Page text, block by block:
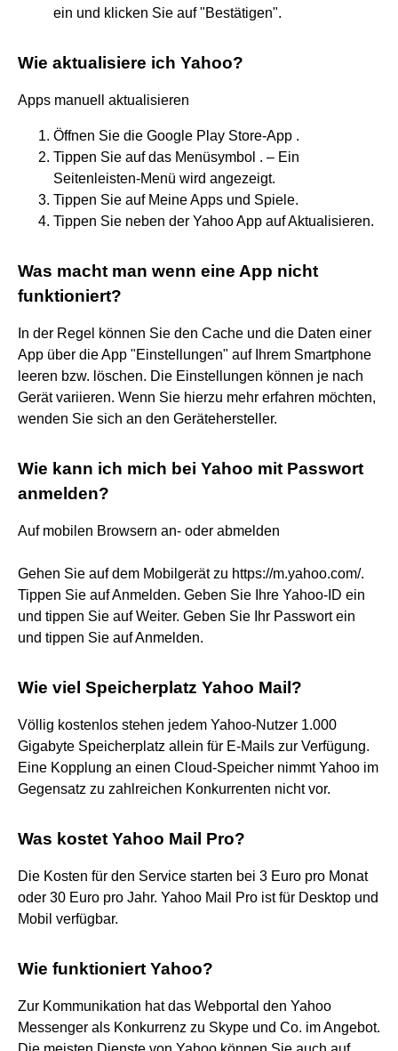
ein und klicken Sie auf "Bestätigen".
Wie aktualisiere ich Yahoo?
Apps manuell aktualisieren
Öffnen Sie die Google Play Store-App .
Tippen Sie auf das Menüsymbol . – Ein
Seitenleisten-Menü wird angezeigt.
Tippen Sie auf Meine Apps und Spiele.
Tippen Sie neben der Yahoo App auf Aktualisieren.
Was macht man wenn eine App nicht
funktioniert?
In der Regel können Sie den Cache und die Daten einer
App über die App "Einstellungen" auf Ihrem Smartphone
leeren bzw. löschen. Die Einstellungen können je nach
Gerät variieren. Wenn Sie hierzu mehr erfahren möchten,
wenden Sie sich an den Gerätehersteller.
Wie kann ich mich bei Yahoo mit Passwort
anmelden?
Auf mobilen Browsern an- oder abmelden
Gehen Sie auf dem Mobilgerät zu https://m.yahoo.com/.
Tippen Sie auf Anmelden. Geben Sie Ihre Yahoo-ID ein
und tippen Sie auf Weiter. Geben Sie Ihr Passwort ein
und tippen Sie auf Anmelden.
Wie viel Speicherplatz Yahoo Mail?
Völlig kostenlos stehen jedem Yahoo-Nutzer 1.000
Gigabyte Speicherplatz allein für E-Mails zur Verfügung.
Eine Kopplung an einen Cloud-Speicher nimmt Yahoo im
Gegensatz zu zahlreichen Konkurrenten nicht vor.
Was kostet Yahoo Mail Pro?
Die Kosten für den Service starten bei 3 Euro pro Monat
oder 30 Euro pro Jahr. Yahoo Mail Pro ist für Desktop und
Mobil verfügbar.
Wie funktioniert Yahoo?
Zur Kommunikation hat das Webportal den Yahoo
Messenger als Konkurrenz zu Skype und Co. im Angebot.